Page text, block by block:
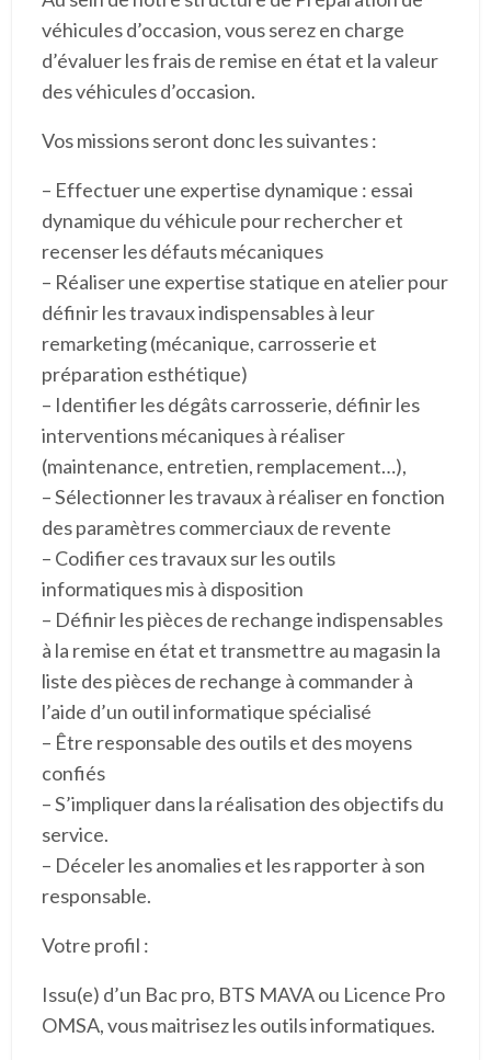
véhicules d’occasion, vous serez en charge
d’évaluer les frais de remise en état et la valeur
des véhicules d’occasion.
Vos missions seront donc les suivantes :
– Effectuer une expertise dynamique : essai
dynamique du véhicule pour rechercher et
recenser les défauts mécaniques
– Réaliser une expertise statique en atelier pour
définir les travaux indispensables à leur
remarketing (mécanique, carrosserie et
préparation esthétique)
– Identifier les dégâts carrosserie, définir les
interventions mécaniques à réaliser
(maintenance, entretien, remplacement…),
– Sélectionner les travaux à réaliser en fonction
des paramètres commerciaux de revente
– Codifier ces travaux sur les outils
informatiques mis à disposition
– Définir les pièces de rechange indispensables
à la remise en état et transmettre au magasin la
liste des pièces de rechange à commander à
l’aide d’un outil informatique spécialisé
– Être responsable des outils et des moyens
confiés
– S’impliquer dans la réalisation des objectifs du
service.
– Déceler les anomalies et les rapporter à son
responsable.
Votre profil :
Issu(e) d’un Bac pro, BTS MAVA ou Licence Pro
OMSA, vous maitrisez les outils informatiques.